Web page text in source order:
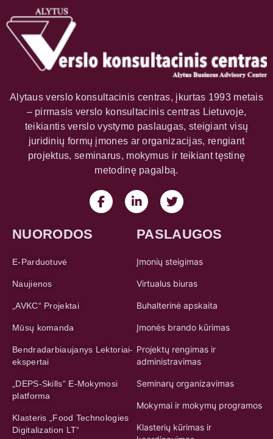
Alytaus verslo konsultacinis centras, įkurtas 1993 metais
– pirmasis verslo konsultacinis centras Lietuvoje,
teikiantis verslo vystymo paslaugas, steigiant visų
juridinių formų įmones ar organizacijas, rengiant
projektus, seminarus, mokymus ir teikiant tęstinę
metodinę pagalbą.
NUORODOS
E-Parduotuvė
Naujienos
„AVKC“ Projektai
Mūsų komanda
Bendradarbiaujanys Lektoriai-
ekspertai
„DEPS-Skills“ E-Mokymosi
platforma
Klasteris „Food Technologies
Digitalization LT“
PASLAUGOS
Įmonių steigimas
Virtualus biuras
Buhalterinė apskaita
Įmonės brando kūrimas
Projektų rengimas ir
administravimas
Seminarų organizavimas
Mokymai ir mokymų programos
Klasterių kūrimas ir